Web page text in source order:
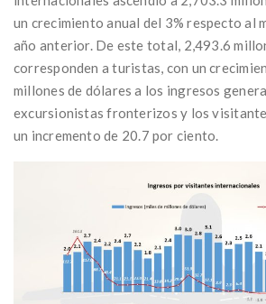
un crecimiento anual del 3% respecto al
año anterior. De este total, 2,493.6
corresponden a turistas, con un
millones de dólares a los ingresos
excursionistas fronterizos y los
un incremento de 20.7 por ciento.